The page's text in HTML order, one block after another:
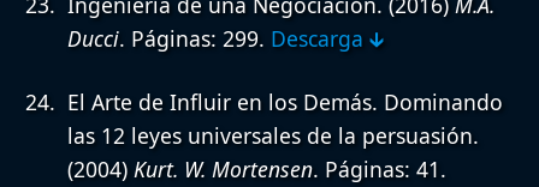
Ducci. Páginas: 299. Descarga 🡳
El Arte de Influir en los Demás. Dominando
las 12 leyes universales de la persuasión.
(2004) Kurt. W. Mortensen. Páginas: 41.